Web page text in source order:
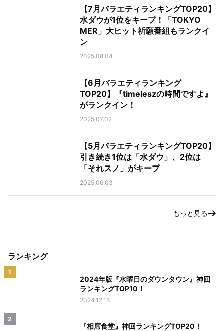
【7月バラエティランキングTOP20】
水ダウが1位をキープ！「TOKYO
MER」大ヒット祈願番組もランクイ
ン
2025.08.04
【6月バラエティランキング
TOP20】『timeleszの時間ですよ』
がランクイン！
2025.07.02
【5月バラエティランキングTOP20】
引き続き1位は「水ダウ」、2位は
「それスノ」がキープ
2025.06.03
もっと見る
ランキング
1
2024年版『水曜日のダウンタウン』神回
ランキングTOP10！
2024.12.16
2
『相席食堂』神回ランキングTOP20！